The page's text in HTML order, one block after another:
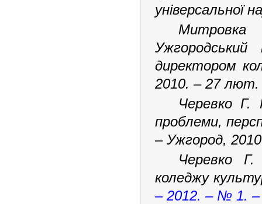
універсальної
Митровка
директором
2010. – 27
Черевко Г.
проблеми,
– Ужгород,
Черевко
коледжу
– 2012. – № 1.